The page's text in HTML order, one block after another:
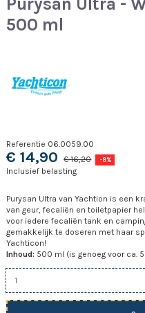
Purysan Ultra -
500 ml
Referentie 06.0059.00
€ 14,90 € 16,20 -8%
Inclusief belasting
Purysan Ultra van Yachtion is een
van geur, fecaliën en toiletpapier
voor iedere fecaliën tank en
gemakkelijk te doseren met haar
Yachticon!
Inhoud: 500 ml (is genoeg voor ca.